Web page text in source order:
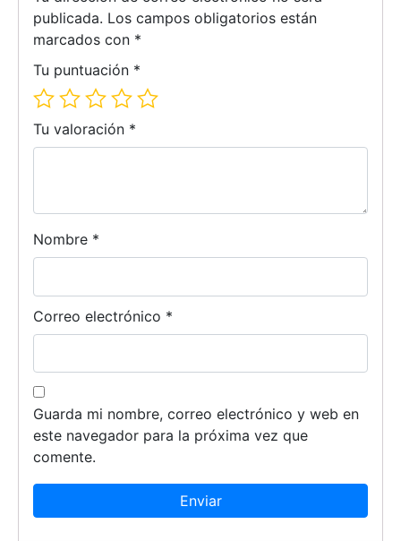
publicada. Los campos obligatorios están
marcados con *
Tu puntuación *
Tu valoración *
Nombre *
Correo electrónico *
Guarda mi nombre, correo electrónico y web en
este navegador para la próxima vez que
comente.